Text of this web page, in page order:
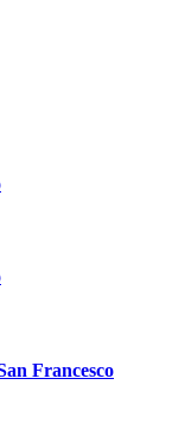
Francesco